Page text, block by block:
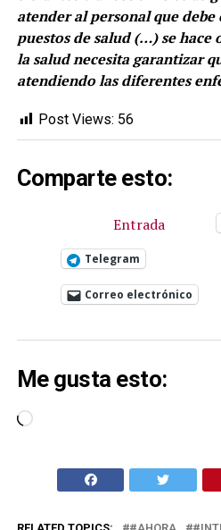
atender al personal que debe
puestos de salud (…) se hace
la salud necesita garantizar
atendiendo las diferentes
Post Views: 56
Comparte esto:
Entrada
Telegram
Correo electrónico
Me gusta esto:
Cargando...